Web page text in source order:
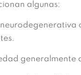
algunas: